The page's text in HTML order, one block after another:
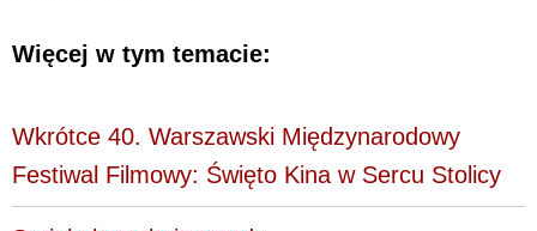
Więcej w tym temacie:
Wkrótce 40. Warszawski Międzynarodowy
Festiwal Filmowy: Święto Kina w Sercu Stolicy